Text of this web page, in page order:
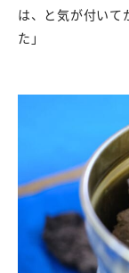
は、と気が付いて
た」